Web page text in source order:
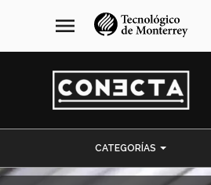
navegación
principal
menu
CATEGORÍAS